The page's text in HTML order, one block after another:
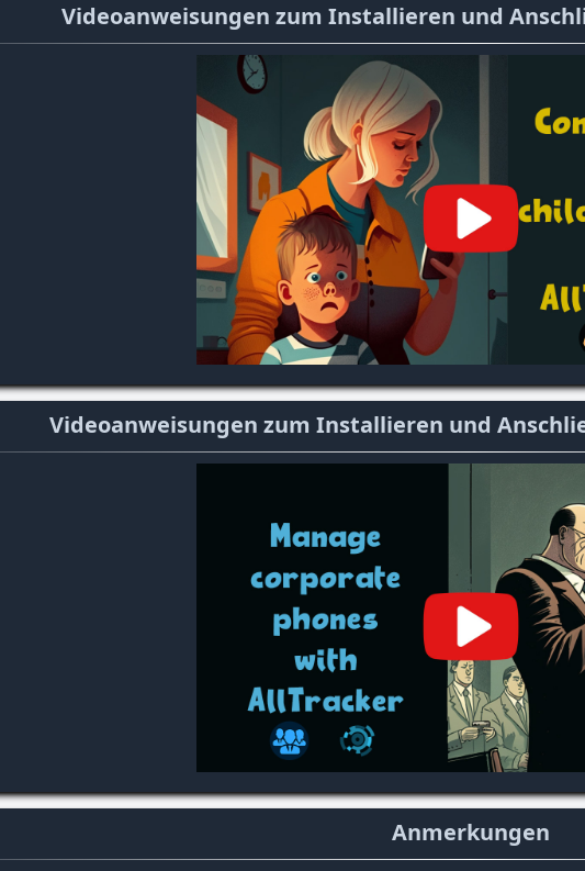
Videoanweisungen zum Installieren und
Videoanweisungen zum Installieren und
Anmerkungen